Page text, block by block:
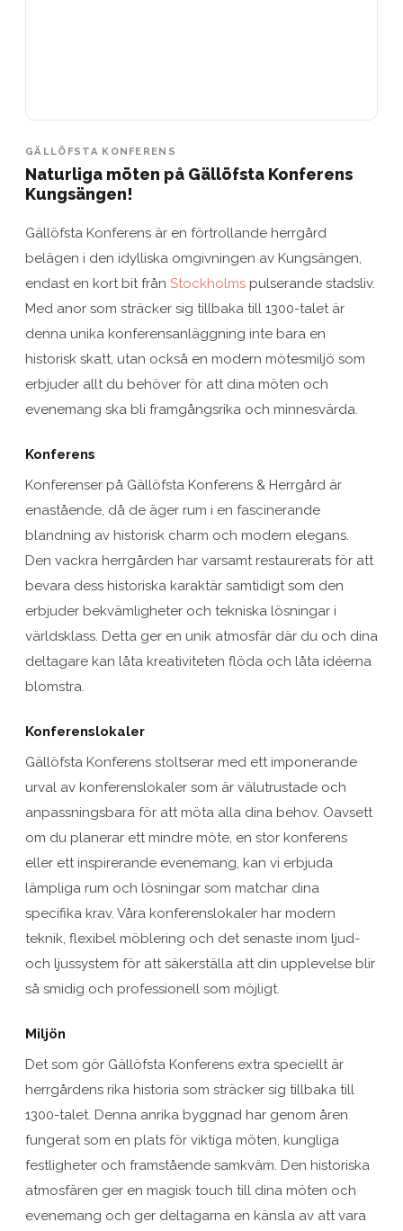
GÄLLÖFSTA KONFERENS
Naturliga möten på Gällöfsta Konferens
Kungsängen!
Gällöfsta Konferens är en förtrollande herrgård
belägen i den idylliska omgivningen av Kungsängen,
endast en kort bit från Stockholms pulserande stadsliv.
Med anor som sträcker sig tillbaka till 1300-talet är
denna unika konferensanläggning inte bara en
historisk skatt, utan också en modern mötesmiljö som
erbjuder allt du behöver för att dina möten och
evenemang ska bli framgångsrika och minnesvärda.
Konferens
Konferenser på Gällöfsta Konferens & Herrgård är
enastående, då de äger rum i en fascinerande
blandning av historisk charm och modern elegans.
Den vackra herrgården har varsamt restaurerats för att
bevara dess historiska karaktär samtidigt som den
erbjuder bekvämligheter och tekniska lösningar i
världsklass. Detta ger en unik atmosfär där du och dina
deltagare kan låta kreativiteten flöda och låta idéerna
blomstra.
Konferenslokaler
Gällöfsta Konferens stoltserar med ett imponerande
urval av konferenslokaler som är välutrustade och
anpassningsbara för att möta alla dina behov. Oavsett
om du planerar ett mindre möte, en stor konferens
eller ett inspirerande evenemang, kan vi erbjuda
lämpliga rum och lösningar som matchar dina
specifika krav. Våra konferenslokaler har modern
teknik, flexibel möblering och det senaste inom ljud-
och ljussystem för att säkerställa att din upplevelse blir
så smidig och professionell som möjligt.
Miljön
Det som gör Gällöfsta Konferens extra speciellt är
herrgårdens rika historia som sträcker sig tillbaka till
1300-talet. Denna anrika byggnad har genom åren
fungerat som en plats för viktiga möten, kungliga
festligheter och framstående samkväm. Den historiska
atmosfären ger en magisk touch till dina möten och
evenemang och ger deltagarna en känsla av att vara